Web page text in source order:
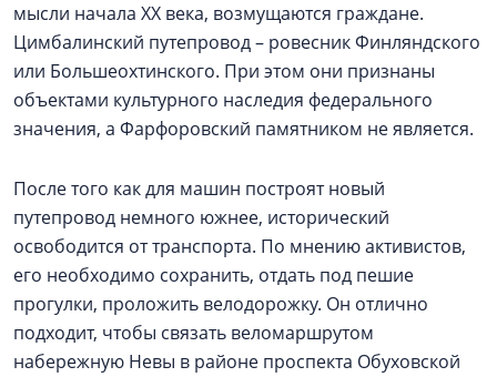
мысли начала XX века, возмущаются граждане.
Цимбалинский путепровод – ровесник Финляндского
или Большеохтинского. При этом они признаны
объектами культурного наследия федерального
значения, а Фарфоровский памятником не является.
После того как для машин построят новый
путепровод немного южнее, исторический
освободится от транспорта. По мнению активистов,
его необходимо сохранить, отдать под пешие
прогулки, проложить велодорожку. Он отлично
подходит, чтобы связать веломаршрутом
набережную Невы в районе проспекта Обуховской